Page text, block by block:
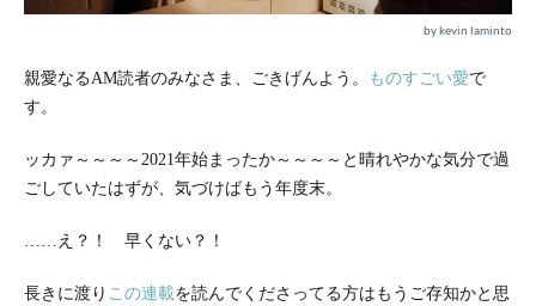
by kevin laminto
親愛なるAM読者のみなさま、ごきげんよう。 ものすごい愛で
す。
ッカァ～～～～2021年始まったか～～～～と晴れやかな気分で過
ごしていたはずが、気づけばもう年度末。
……え？！ 早くない？！
長きに渡り この連載を読んでくださってる方はもうご存知かと思